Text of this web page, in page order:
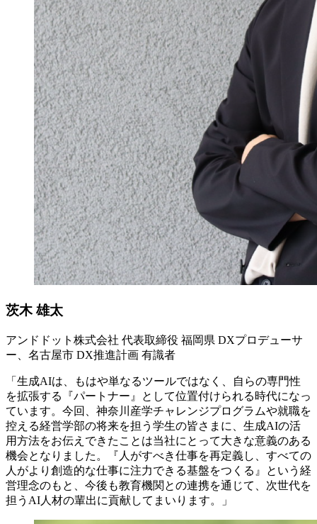
茨木 雄太
アンドドット株式会社 代表取締役 福岡県 DXプロデューサ
ー、名古屋市 DX推進計画 有識者
「生成AIは、もはや単なるツールではなく、自らの専門性
を拡張する『パートナー』として位置付けられる時代になっ
ています。今回、神奈川産学チャレンジプログラムや就職を
控える経営学部の将来を担う学生の皆さまに、生成AIの活
用方法をお伝えできたことは当社にとって大きな意義のある
機会となりました。『人がすべき仕事を再定義し、すべての
人がより創造的な仕事に注力できる基盤をつくる』という経
営理念のもと、今後も教育機関との連携を通じて、次世代を
担うAI人材の輩出に貢献してまいります。」